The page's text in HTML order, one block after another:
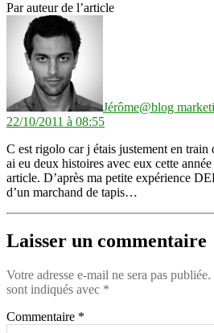
Par auteur de l’article
Jérôme@blog
22/10/2011 à 08:55
C est rigolo car j étais justement en
ai eu deux histoires avec eux cette
article. D’après ma petite expérience
d’un marchand de tapis…
Laisser un commentaire
Votre adresse e-mail ne sera pas publiée.
sont indiqués avec *
Commentaire *